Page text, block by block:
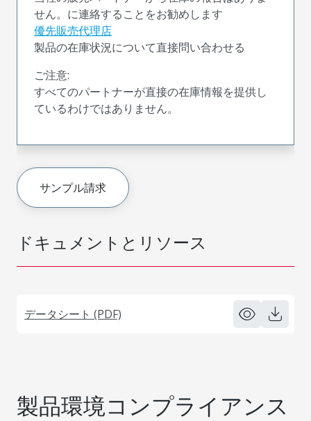
ドキュメントとリソース
データシート (PDF)
せん。に連絡することをお勧めします
優先販売代理店
製品の在庫状況について直接問い合わせる
ご注意:
すべてのパートナーが直接の在庫情報を提供し
ているわけではありません。
サンプル請求
製品環境コンプライアンス